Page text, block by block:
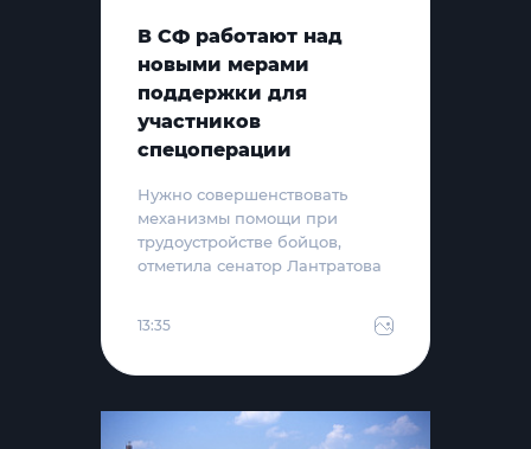
В СФ работают над
новыми мерами
поддержки для
участников
спецоперации
Нужно совершенствовать
механизмы помощи при
трудоустройстве бойцов,
отметила сенатор Лантратова
13:35